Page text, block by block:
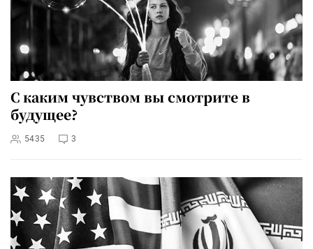
С каким чувством вы смотрите в
будущее?
5435 3